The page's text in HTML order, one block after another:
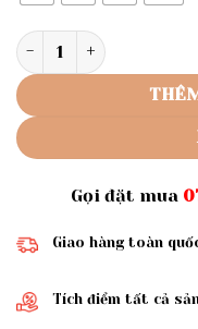
Rập giấy A0 đầm nữ
Gọi đặt mua
Giao hàng toàn
Tích điểm tất cả